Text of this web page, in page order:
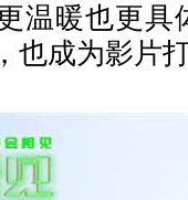
温暖也更具
也成为影片